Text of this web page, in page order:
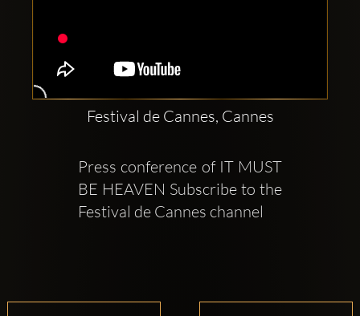
Festival de Cannes, Cannes
Press conference of IT MUST
BE HEAVEN Subscribe to the
Festival de Cannes channel